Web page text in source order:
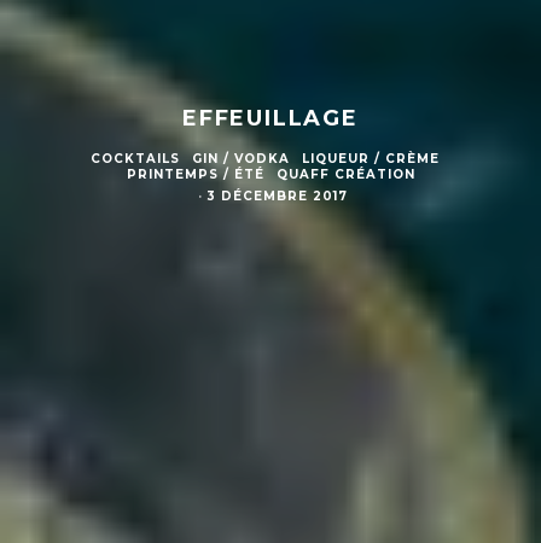
EFFEUILLAGE
COCKTAILS GIN / VODKA
LIQUEUR / CRÈME
PRINTEMPS / ÉTÉ
QUAFF CRÉATION
· 3 DÉCEMBRE 2017